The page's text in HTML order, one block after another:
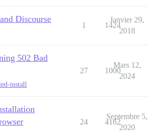
Discourse
1 1424
Janvier 29,
2018
502 Bad
install
27 1000
Mars 12,
2024
24 4162
Septembre 5,
2020